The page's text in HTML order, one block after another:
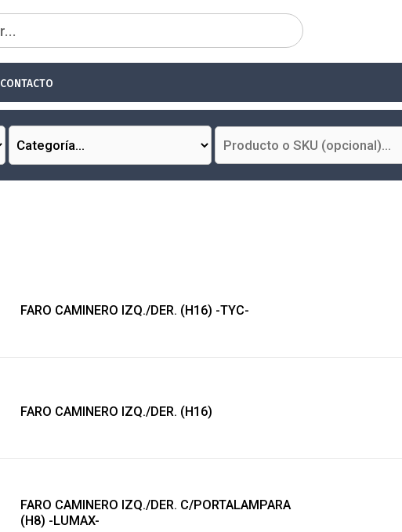
CONTACTO
FARO CAMINERO IZQ./DER. (H16) -TYC-
FARO CAMINERO IZQ./DER. (H16)
FARO CAMINERO IZQ./DER. C/PORTALAMPARA
(H8) -LUMAX-